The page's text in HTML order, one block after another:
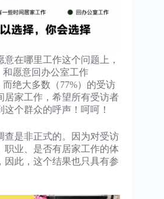
在哪里工作这个问题上，
和愿意回办公室工作
而绝大多数（77%）的受访
居家工作，希望所有受访者
个群众的呼声！呵呵！
查是非正式的。因为对受访
职业、是否有居家工作的体
因此，这个结果也只具有参